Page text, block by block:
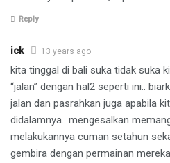
Reply
ick 13 years ago
kita tinggal di bali suka tidak suka
“jalan” dengan hal2 seperti ini..
jalan dan pasrahkan juga apabila
didalamnya.. mengesalkan
melakukannya cuman setahun
gembira dengan permainan